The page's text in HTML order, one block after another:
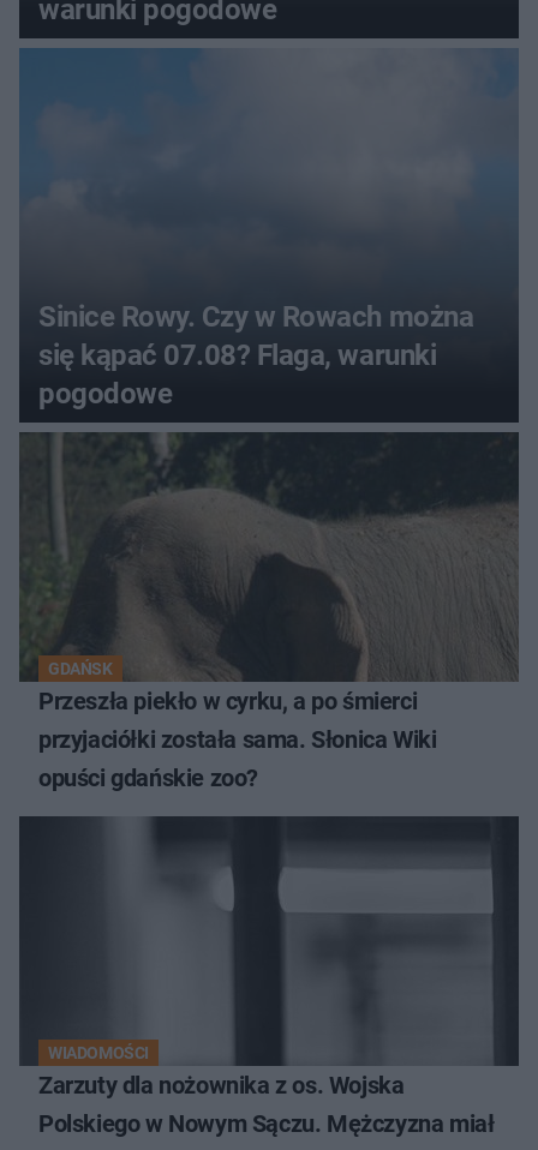
warunki pogodowe
Sinice Rowy. Czy w Rowach można
się kąpać 07.08? Flaga, warunki
pogodowe
GDAŃSK
Przeszła piekło w cyrku, a po śmierci
przyjaciółki została sama. Słonica Wiki
opuści gdańskie zoo?
WIADOMOŚCI
Zarzuty dla nożownika z os. Wojska
Polskiego w Nowym Sączu. Mężczyzna miał